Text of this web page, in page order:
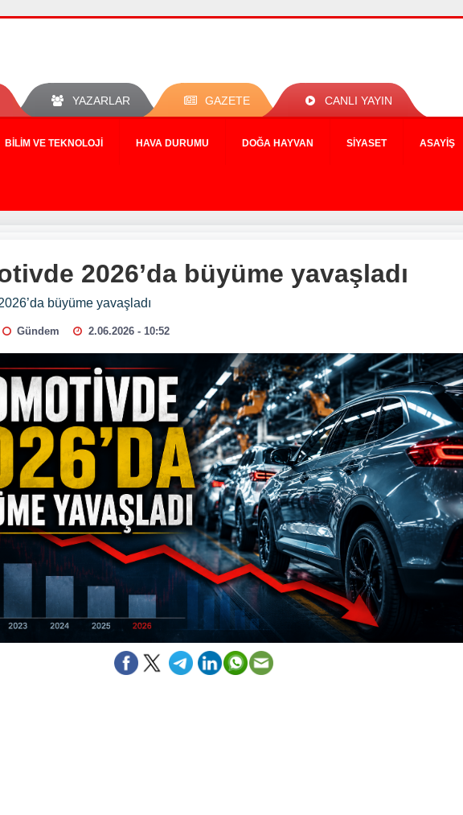
YAZARLAR GAZETE CANLI YAYIN
BILIM VE TEKNOLOJI HAVA DURUMU DOĞA HAYVAN SIYASET ASAYIŞ
2026’da büyüme yavaşladı
büyüme yavaşladı
Gündem 2.06.2026 - 10:52